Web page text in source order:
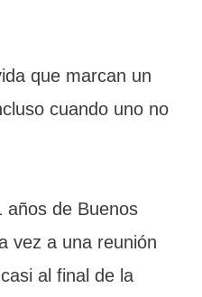
que marcan un
cuando uno no
años de Buenos
vez a una reunión
al final de la